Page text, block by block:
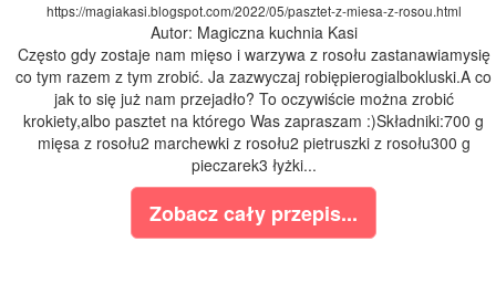
https://magiakasi.blogspot.com/2022/05/pasztet-z-miesa-z-rosou.html
Autor: Magiczna kuchnia Kasi
Często gdy zostaje nam mięso i warzywa z rosołu zastanawiamysię
co tym razem z tym zrobić. Ja zazwyczaj robiępierogialbokluski.A co
jak to się już nam przejadło? To oczywiście można zrobić
krokiety,albo pasztet na którego Was zapraszam :)Składniki:700 g
mięsa z rosołu2 marchewki z rosołu2 pietruszki z rosołu300 g
pieczarek3 łyżki...
Zobacz cały przepis...